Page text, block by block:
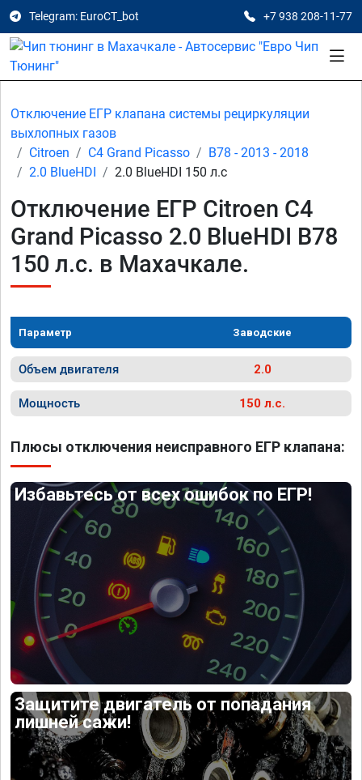
Telegram: EuroCT_bot +7 938 208-11-77
Отключение ЕГР клапана системы рециркуляции
выхлопных газов
Citroen
C4 Grand Picasso
B78 - 2013 - 2018
2.0 BlueHDI
2.0 BlueHDI 150 л.с
Отключение ЕГР Citroen C4
Grand Picasso 2.0 BlueHDI B78
150 л.с. в Махачкале.
Параметр Заводские
Объем двигателя 2.0
Мощность 150 л.с.
Плюсы отключения неисправного ЕГР клапана:
Избавьтесь от всех ошибок по ЕГР!
Защитите двигатель от попадания
лишней сажи!